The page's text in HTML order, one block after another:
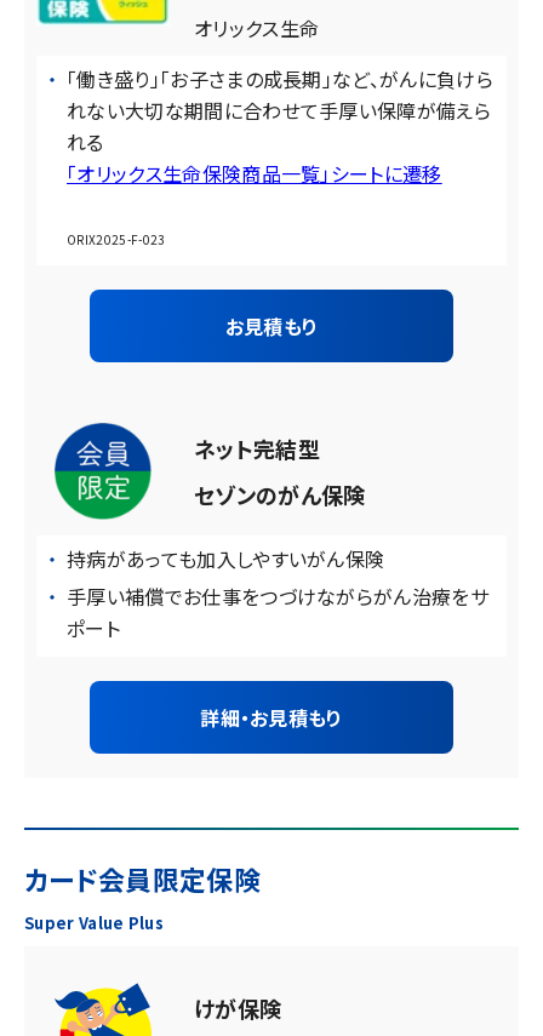
オリックス生命
「働き盛り」「お子さまの成長期」など、がんに負けら
れない大切な期間に合わせて手厚い保障が備えら
れる
「オリックス生命保険商品一覧」シートに遷移
ORIX2025-F-023
お見積もり
ネット完結型
セゾンのがん保険
持病があっても加入しやすいがん保険
手厚い補償でお仕事をつづけながらがん治療をサ
ポート
詳細・お見積もり
カード会員限定保険
Super Value Plus
けが保険